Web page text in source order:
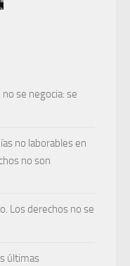
se negocia: se
no laborables en
no son
Los derechos no se
últimas